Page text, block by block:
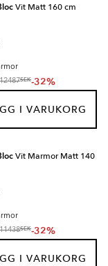
Vit Matt 160 cm
12487SEK-32%
I VARUKORG
Vit Marmor Matt 140
11438SEK-32%
I VARUKORG